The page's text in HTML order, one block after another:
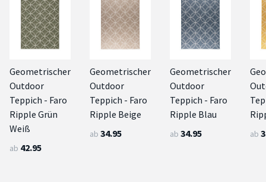
Geometrischer
Outdoor
Teppich - Faro
Ripple Grün
Weiß
ab 42.95
Geometrischer
Outdoor
Teppich - Faro
Ripple Beige
ab 34.95
Geometrischer
Outdoor
Teppich - Faro
Ripple Blau
ab 34.95 ab